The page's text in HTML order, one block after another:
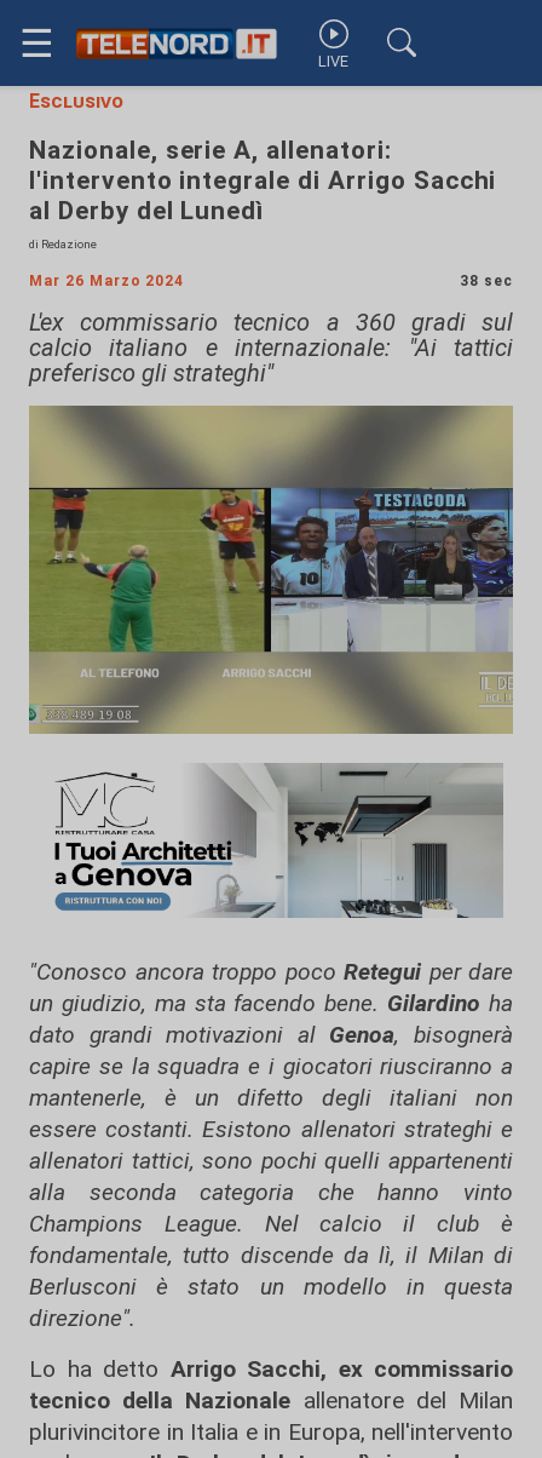
☰ LIVE
Esclusivo
Nazionale, serie A, allenatori:
l'intervento integrale di Arrigo Sacchi
al Derby del Lunedì
di Redazione
Mar 26 Marzo 2024 38 sec
L'ex commissario tecnico a 360 gradi sul
calcio italiano e internazionale: "Ai tattici
preferisco gli strateghi"
"Conosco ancora troppo poco Retegui per dare
un giudizio, ma sta facendo bene. Gilardino ha
dato grandi motivazioni al Genoa, bisognerà
capire se la squadra e i giocatori riusciranno a
mantenerle, è un difetto degli italiani non
essere costanti. Esistono allenatori strateghi e
allenatori tattici, sono pochi quelli appartenenti
alla seconda categoria che hanno vinto
Champions League. Nel calcio il club è
fondamentale, tutto discende da lì, il Milan di
Berlusconi è stato un modello in questa
direzione".
Lo ha detto Arrigo Sacchi, ex commissario
tecnico della Nazionale allenatore del Milan
plurivincitore in Italia e in Europa, nell'intervento